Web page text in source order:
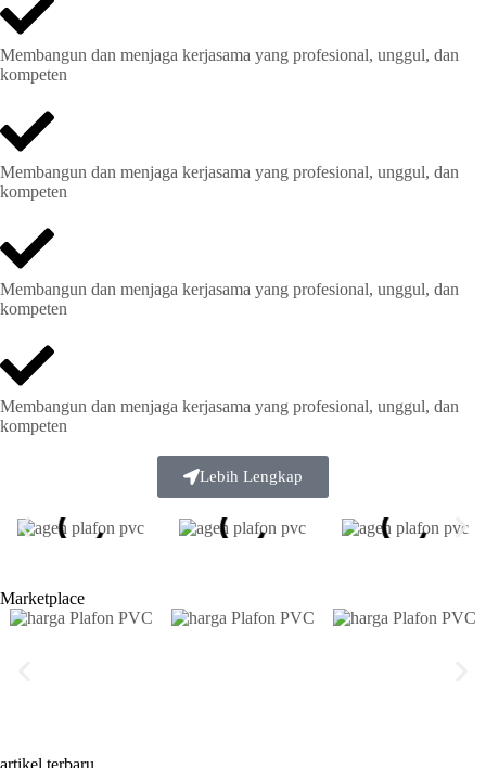
Membangun dan menjaga kerjasama yang profesional, unggul, dan
kompeten
Membangun dan menjaga kerjasama yang profesional, unggul, dan
kompeten
Membangun dan menjaga kerjasama yang profesional, unggul, dan
kompeten
Membangun dan menjaga kerjasama yang profesional, unggul, dan
kompeten
Lebih Lengkap
Marketplace
artikel terbaru